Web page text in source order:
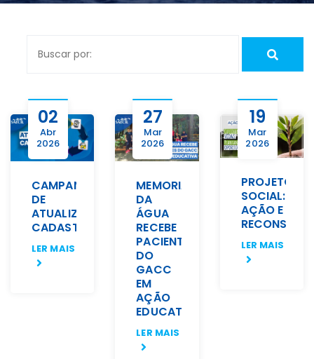
02
Abr
2026
CAMPANHA
DE
ATUALIZAÇÃO
CADASTRAL
LER MAIS
27
Mar
2026
MEMORIAL
DA
ÁGUA
RECEBE
PACIENTES
DO
GACC
EM
AÇÃO
EDUCATIVA
LER MAIS
19
Mar
2026
PROJETO
SOCIAL:
AÇÃO E
LER MAIS